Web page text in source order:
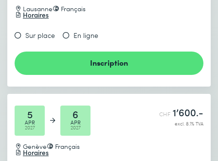
Lausanne Français
Horaires
Sur place En ligne
Inscription
5
APR
2027
6
APR
2027
Genève Français
Horaires
CHF 1’600.-
excl. 8.1% TVA